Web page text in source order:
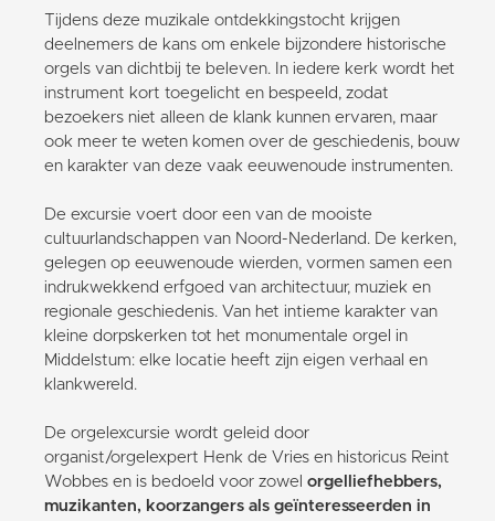
Tijdens deze muzikale ontdekkingstocht krijgen
deelnemers de kans om enkele bijzondere historische
orgels van dichtbij te beleven. In iedere kerk wordt het
instrument kort toegelicht en bespeeld, zodat
bezoekers niet alleen de klank kunnen ervaren, maar
ook meer te weten komen over de geschiedenis, bouw
en karakter van deze vaak eeuwenoude instrumenten.
De excursie voert door een van de mooiste
cultuurlandschappen van Noord-Nederland. De kerken,
gelegen op eeuwenoude wierden, vormen samen een
indrukwekkend erfgoed van architectuur, muziek en
regionale geschiedenis. Van het intieme karakter van
kleine dorpskerken tot het monumentale orgel in
Middelstum: elke locatie heeft zijn eigen verhaal en
klankwereld.
De orgelexcursie wordt geleid door
organist/orgelexpert Henk de Vries en historicus Reint
Wobbes en is bedoeld voor zowel orgelliefhebbers,
muzikanten, koorzangers als geïnteresseerden in